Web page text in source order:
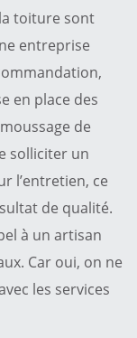
toiture sont
entreprise
en place des
de
solliciter un
l’entretien, ce
de qualité.
à un artisan
Car oui, on ne
les services